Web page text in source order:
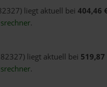
liegt aktuell bei 404,46
.
liegt aktuell bei
.